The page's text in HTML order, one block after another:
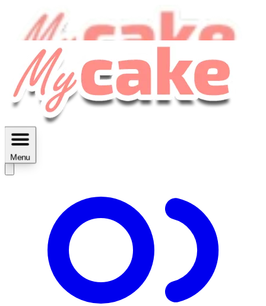
MyCake Academy c'est :
des fiches imprimables ...
Découvrir
Menu